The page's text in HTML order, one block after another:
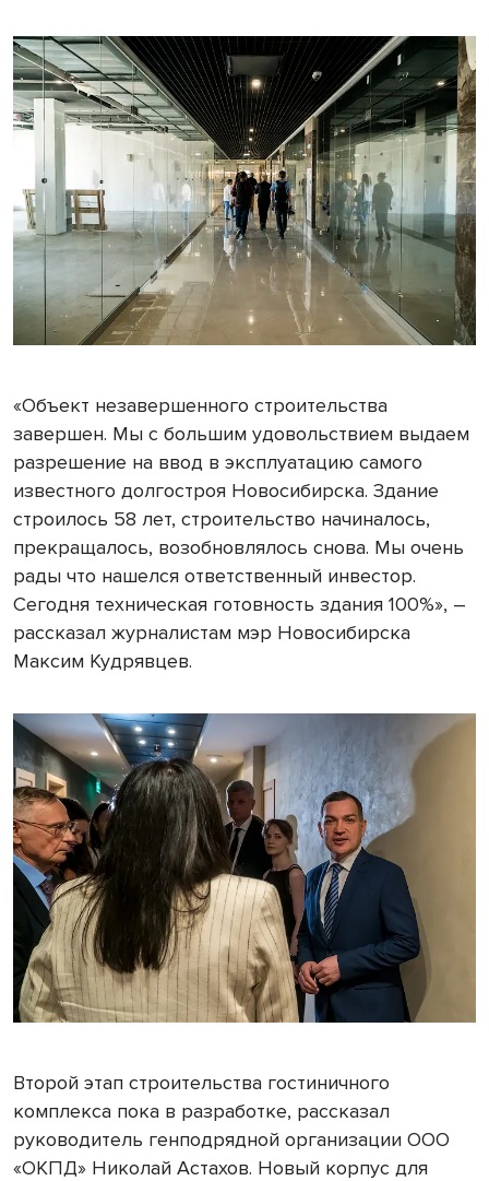
«Объект незавершенного строительства
завершен. Мы с большим удовольствием выдаем
разрешение на ввод в эксплуатацию самого
известного долгостроя Новосибирска. Здание
строилось 58 лет, строительство начиналось,
прекращалось, возобновлялось снова. Мы очень
рады что нашелся ответственный инвестор.
Сегодня техническая готовность здания 100%», –
рассказал журналистам мэр Новосибирска
Максим Кудрявцев.
Второй этап строительства гостиничного
комплекса пока в разработке, рассказал
руководитель генподрядной организации ООО
«ОКПД» Николай Астахов. Новый корпус для